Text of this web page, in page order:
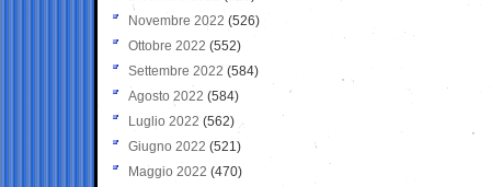
Novembre 2022 (526)
Ottobre 2022 (552)
Settembre 2022 (584)
Agosto 2022 (584)
Luglio 2022 (562)
Giugno 2022 (521)
Maggio 2022 (470)